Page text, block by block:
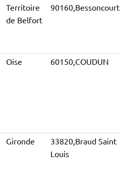
Territoire
de Belfort
90160,Bessoncourt
Oise 60150,COUDUN
Gironde
33820,Braud Saint
Louis